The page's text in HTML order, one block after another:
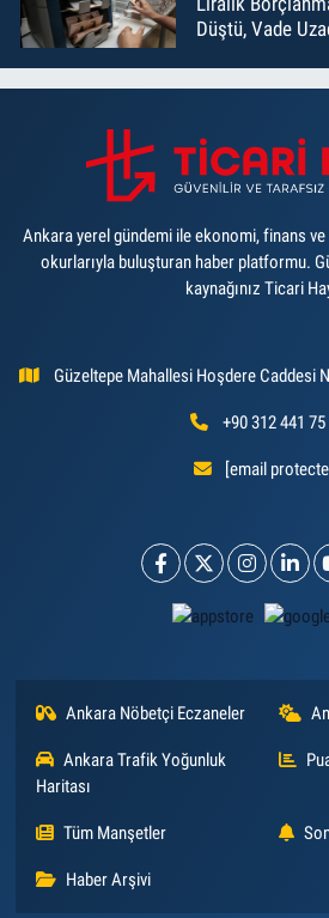
Düştü, Vade
Ankara yerel gündemi ile ekonomi, finans
okurlarıyla buluşturan haber platformu.
kaynağınız Ticari
Güzeltepe Mahallesi Hoşdere Caddesi
+90 312 441 75
[email
Ankara Nöbetçi Eczaneler
Ankara Trafik Yoğunluk
Haritası
Tüm Manşetler
Haber Arşivi